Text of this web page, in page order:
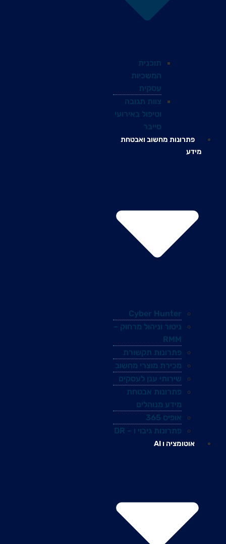
תוכנית
המשכיות
עסקית
צוות תגובה
וטיפול באירועי
סייבר
פתרונות מחשוב ואבטחת
מידע
Cyber Hunter
ניטור וניהול מרחוק –
RMM
פתרונות תקשורת
מכירת מוצרי מחשוב
שירותי ענן לעסקים
פתרונות אבטחת
מידע מנוהלים
אופיס 365
פתרונות גיבוי ו – DR
אוטומציה ו AI